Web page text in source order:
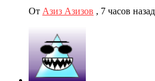
От Азиз Азизов , 7 часов назад